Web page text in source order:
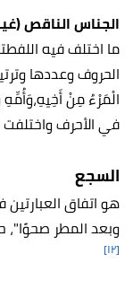
الجناس الناقص
ما اختلف فيه
الحروف وعددها
الْمَرْءُ مِنْ أَخِيهِ،وَأُمِّهِ
في الأحرف
السجع
هو اتفاق العبارتين
وبعد المطر صحوًا"،
[١٢]